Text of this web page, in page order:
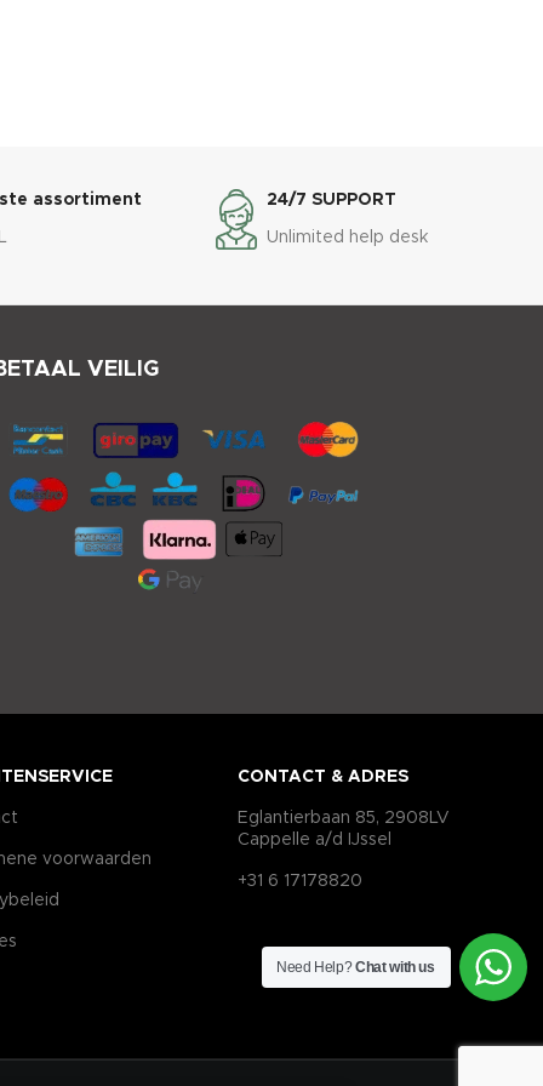
assortiment 24/7 SUPPORT
Unlimited help desk
VEILIG
voorwaarden
CONTACT & ADRES
Eglantierbaan 85, 2908LV
Cappelle a/d IJssel
+31 6 17178820
Need Help?Chat with us